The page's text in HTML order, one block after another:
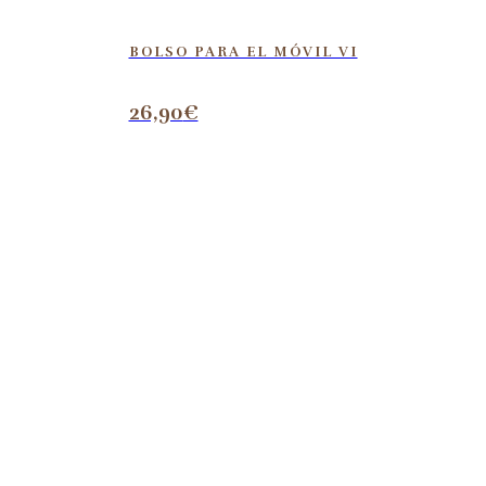
BOLSO PARA EL MÓVIL VI
26,90€